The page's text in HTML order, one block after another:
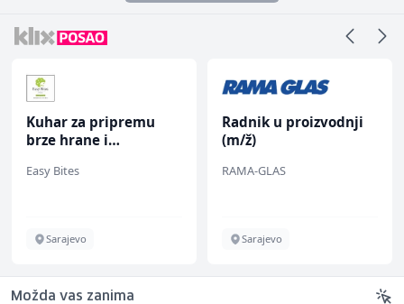
Kuhar za pripremu
brze hrane i
ž)
Easy Bites
Sarajevo
Radnik u proizvodnji
(m/ž)
RAMA-GLAS
Sarajevo
Možda vas zanima